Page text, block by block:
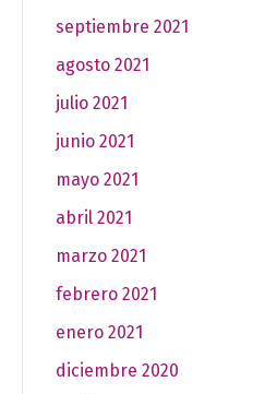
septiembre 2021
agosto 2021
julio 2021
junio 2021
mayo 2021
abril 2021
marzo 2021
febrero 2021
enero 2021
diciembre 2020